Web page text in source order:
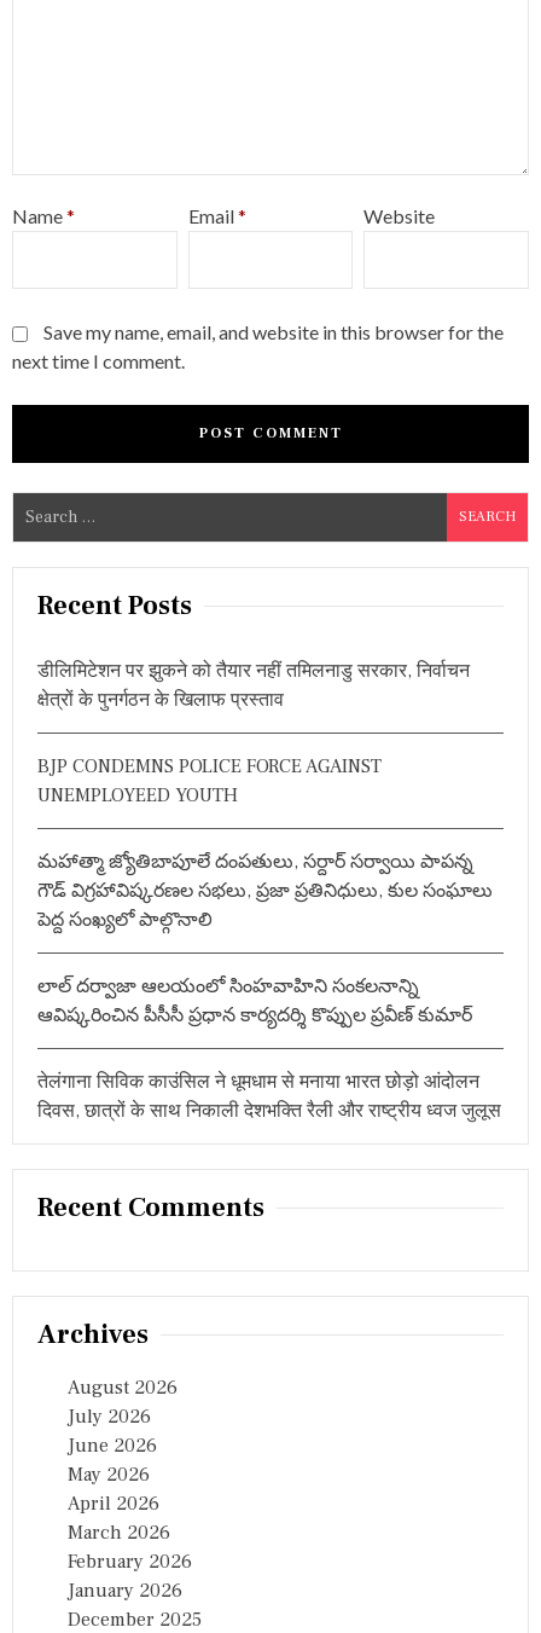
Name* Email* Website
Save my name, email, and website in this browser for the
next time I comment.
a
Recent Posts
डीलिमिटेशन पर झुकने को तैयार नहीं तमिलनाडु सरकार, निर्वाचन
क्षेत्रों के पुनर्गठन के खिलाफ प्रस्ताव
BJP CONDEMNS POLICE FORCE AGAINST
UNEMPLOYEED YOUTH
మహాత్మా జ్యోతిబాపూలే దంపతులు, సర్దార్ సర్వాయి పాపన్న
గౌడ్ విగ్రహావిష్కరణల సభలు, ప్రజా ప్రతినిధులు, కుల సంఘాలు
పెద్ద సంఖ్యలో పాల్గొనాలి
లాల్ దర్వాజా ఆలయంలో సింహవాహిని సంకలనాన్ని
ఆవిష్కరించిన పీసీసీ ప్రధాన కార్యదర్శి కొప్పుల ప్రవీణ్ కుమార్
तेलंगाना सिविक काउंसिल ने धूमधाम से मनाया भारत छोड़ो आंदोलन
दिवस, छात्रों के साथ निकाली देशभक्ति रैली और राष्ट्रीय ध्वज जुलूस
Recent Comments
Archives
August 2026
July 2026
June 2026
May 2026
April 2026
March 2026
February 2026
January 2026
December 2025